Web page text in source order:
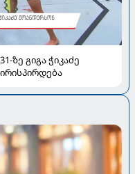
ზე გიგა ჭიკაძე